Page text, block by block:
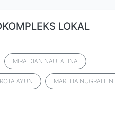
LOKAL
MIRA DIAN NAUFALINA
AYUN MARTHA NUGRAHENI